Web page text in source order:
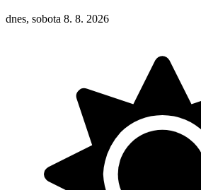
dnes, sobota 8. 8. 2026